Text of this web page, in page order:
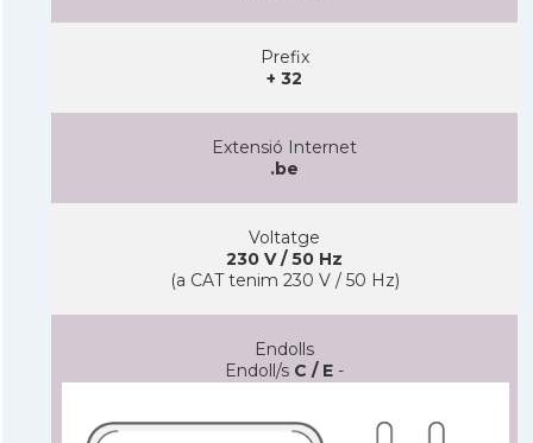
Prefix
+ 32
Extensió Internet
.be
Voltatge
230 V / 50 Hz
(a CAT tenim 230 V / 50 Hz)
Endolls
Endoll/s C / E -